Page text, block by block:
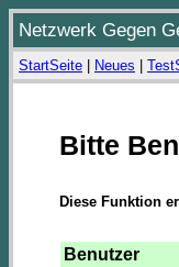
Netzwerk Gegen
StartSeite Neues
Bitte
Diese Funktion
Benutzer